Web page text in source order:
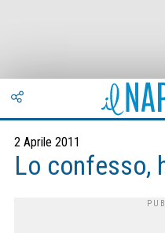
2 Aprile 2011
Lo confesso,